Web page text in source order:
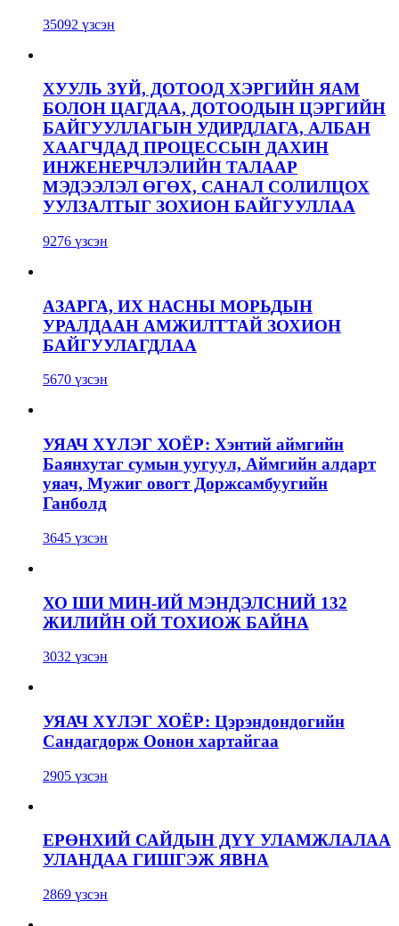
35092 үзсэн
ХУУЛЬ ЗҮЙ, ДОТООД ХЭРГИЙН ЯАМ
БОЛОН ЦАГДАА, ДОТООДЫН ЦЭРГИЙН
БАЙГУУЛЛАГЫН УДИРДЛАГА, АЛБАН
ХААГЧДАД ПРОЦЕССЫН ДАХИН
ИНЖЕНЕРЧЛЭЛИЙН ТАЛААР
МЭДЭЭЛЭЛ ӨГӨХ, САНАЛ СОЛИЛЦОХ
УУЛЗАЛТЫГ ЗОХИОН БАЙГУУЛЛАА
9276 үзсэн
АЗАРГА, ИХ НАСНЫ МОРЬДЫН
УРАЛДААН АМЖИЛТТАЙ ЗОХИОН
БАЙГУУЛАГДЛАА
5670 үзсэн
УЯАЧ ХҮЛЭГ ХОЁР: Хэнтий аймгийн
Баянхутаг сумын уугуул, Аймгийн алдарт
уяач, Мужиг овогт Доржсамбуугийн
Ганболд
3645 үзсэн
ХО ШИ МИН-ИЙ МЭНДЭЛСНИЙ 132
ЖИЛИЙН ОЙ ТОХИОЖ БАЙНА
3032 үзсэн
УЯАЧ ХҮЛЭГ ХОЁР: Цэрэндондогийн
Сандагдорж Оонон хартайгаа
2905 үзсэн
ЕРӨНХИЙ САЙДЫН ДҮҮ УЛАМЖЛАЛАА
УЛАНДАА ГИШГЭЖ ЯВНА
2869 үзсэн